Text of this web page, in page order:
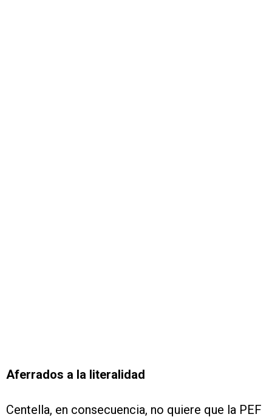
Aferrados a la literalidad
Centella, en consecuencia, no quiere que la PEF